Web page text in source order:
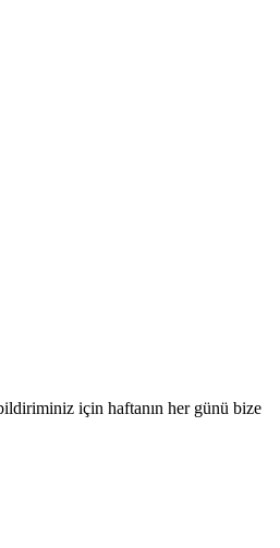
için haftanın her günü bize